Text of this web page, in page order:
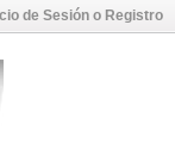
de Sesión o Registro